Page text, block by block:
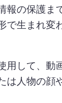
報の保護ま
で生まれ変
用して、動
は人物の顔